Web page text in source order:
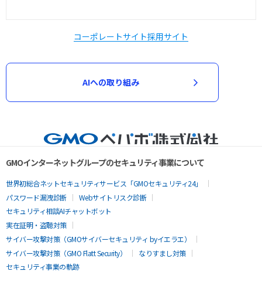
コーポレートサイト採用サイト
AIへの取り組み
GMOインターネットグループのセキュリティ事業について
世界初総合ネットセキュリティサービス「GMOセキュリティ24」
パスワード漏洩診断
Webサイトリスク診断
セキュリティ相談AIチャットボット
実在証明・盗聴対策
サイバー攻撃対策（GMOサイバーセキュリティ byイエラエ）
サイバー攻撃対策（GMO Flatt Security）
なりすまし対策
セキュリティ事業の軌跡